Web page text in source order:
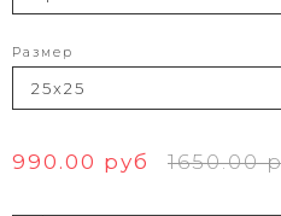
Размер
990.00 руб 1650.00